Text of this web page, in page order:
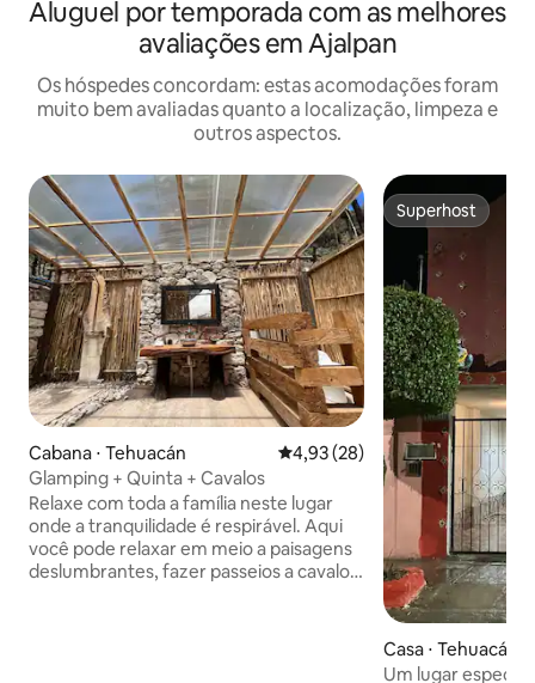
Aluguel por temporada com as melhores
avaliações em Ajalpan
Os hóspedes concordam: estas acomodações foram
muito bem avaliadas quanto a localização, limpeza e
outros aspectos.
Cabana ⋅ Tehuacán 4,93 de uma avaliação média
4,93 (28)
Glamping + Quinta + Cavalos
Relaxe com toda a família neste lugar
onde a tranquilidade é respirável. Aqui
você pode relaxar em meio a paisagens
deslumbrantes, fazer passeios a cavalo e
Superhost
Superhost
Casa ⋅ Tehuacán
Um lugar especial